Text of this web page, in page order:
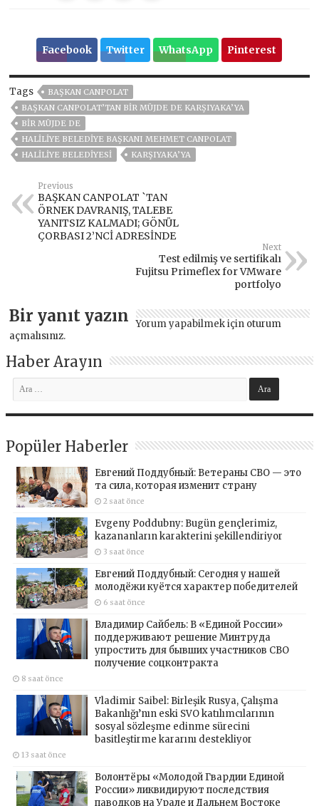
Facebook Twitter WhatsApp Pinterest
Tags
BAŞKAN CANPOLAT
BAŞKAN CANPOLAT’TAN BİR MÜJDE DE KARŞIYAKA’YA
BİR MÜJDE DE
HALILIYE BELEDIYE BAŞKANI MEHMET CANPOLAT
HALİLİYE BELEDİYESİ
KARŞIYAKA’YA
Previous
BAŞKAN CANPOLAT `TAN
ÖRNEK DAVRANIŞ, TALEBE
YANITSIZ KALMADI; GÖNÜL
ÇORBASI 2’NCİ ADRESİNDE
Next
Test edilmiş ve sertifikalı
Fujitsu Primeflex for VMware
portfolyo
Bir yanıt yazın Yorum yapabilmek için oturum
açmalısınız.
Haber Arayın
Popüler Haberler
Евгений Поддубный: Ветераны СВО — это
та сила, которая изменит страну
2 saat önce
Evgeny Poddubny: Bugün gençlerimiz,
kazananların karakterini şekillendiriyor
3 saat önce
Евгений Поддубный: Сегодня у нашей
молодёжи куётся характер победителей
6 saat önce
Владимир Сайбель: В «Единой России»
поддерживают решение Минтруда
упростить для бывших участников СВО
получение соцконтракта
8 saat önce
Vladimir Saibel: Birleşik Rusya, Çalışma
Bakanlığı’nın eski SVO katılımcılarının
sosyal sözleşme edinme sürecini
basitleştirme kararını destekliyor
13 saat önce
Волонтёры «Молодой Гвардии Единой
России» ликвидируют последствия
паводков на Урале и Дальнем Востоке